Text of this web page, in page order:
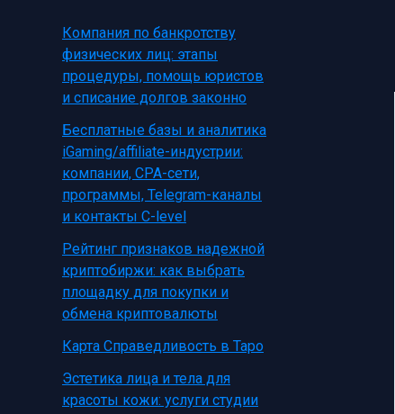
Компания по банкротству
физических лиц: этапы
процедуры, помощь юристов
и списание долгов законно
Бесплатные базы и аналитика
iGaming/affiliate-индустрии:
компании, CPA-сети,
программы, Telegram-каналы
и контакты C-level
Рейтинг признаков надежной
криптобиржи: как выбрать
площадку для покупки и
обмена криптовалюты
Карта Справедливость в Таро
Эстетика лица и тела для
красоты кожи: услуги студии